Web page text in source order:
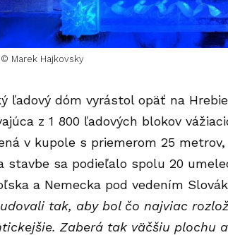
© Marek Hajkovsky
ľadový dóm vyrástol opäť na
z 1 800 ľadových blokov
v kupole s priemerom 25
stavbe sa podieľalo spolu 20
a Nemecka pod vedením
tak, aby bol čo najviac
Zaberá tak väčšiu plochu